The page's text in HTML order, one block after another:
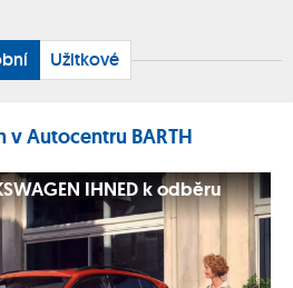
Užitkové
v Autocentru BARTH
IHNED k odběru